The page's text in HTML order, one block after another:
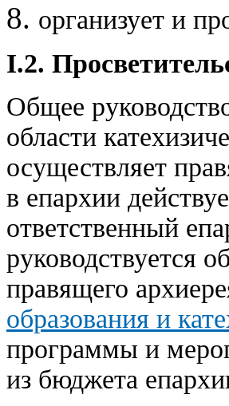
организует и
I.2.
Общее
области
осуществляет
в епархии
ответственный
руководствуется
правящего
образования и
программы и
из бюджета